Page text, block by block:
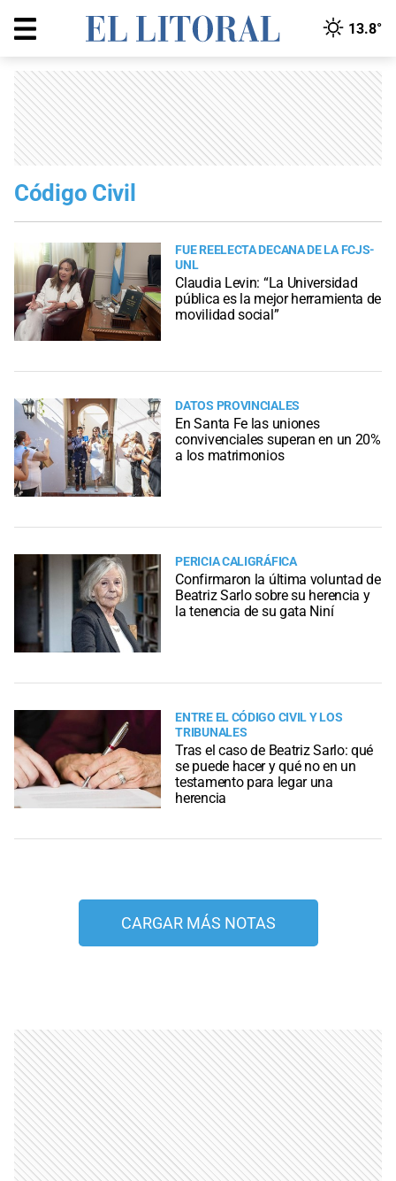
13.8°
Código Civil
FUE REELECTA DECANA DE LA FCJS-
UNL
Claudia Levin: “La Universidad
pública es la mejor herramienta de
movilidad social”
DATOS PROVINCIALES
En Santa Fe las uniones
convivenciales superan en un 20%
a los matrimonios
PERICIA CALIGRÁFICA
Confirmaron la última voluntad de
Beatriz Sarlo sobre su herencia y
la tenencia de su gata Niní
ENTRE EL CÓDIGO CIVIL Y LOS
TRIBUNALES
Tras el caso de Beatriz Sarlo: qué
se puede hacer y qué no en un
testamento para legar una
herencia
CARGAR MÁS NOTAS